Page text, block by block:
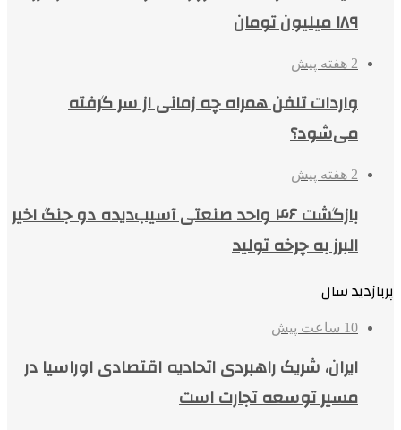
۱۸۹ میلیون تومان
2 هفته پیش
واردات تلفن همراه چه زمانی از سر گرفته
می‌شود؟
2 هفته پیش
بازگشت ۴۶ واحد صنعتی آسیب‌دیده دو جنگ اخیر
البرز به چرخه تولید
پربازدید سال
10 ساعت پیش
ایران، شریک راهبردی اتحادیه اقتصادی اوراسیا در
مسیر توسعه تجارت است